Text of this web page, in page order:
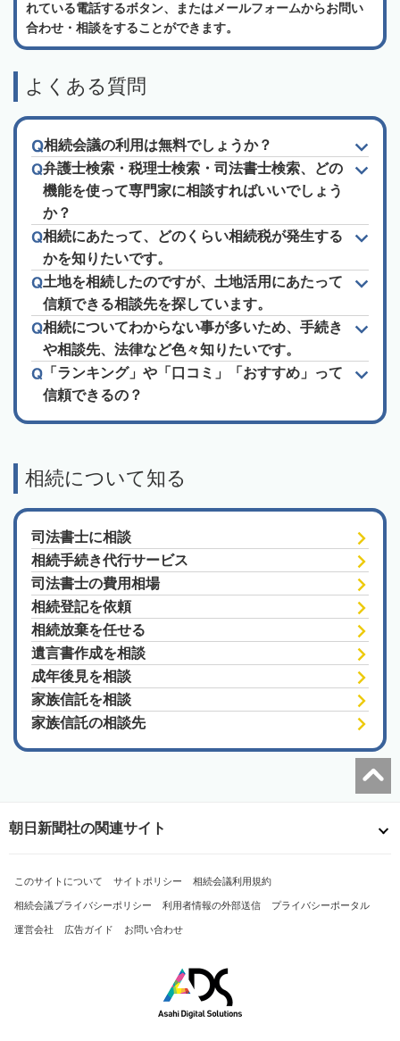
れている電話するボタン、またはメールフォームからお問い
合わせ・相談をすることができます。
よくある質問
相続会議の利用は無料でしょうか？
弁護士検索・税理士検索・司法書士検索、どの
機能を使って専門家に相談すればいいでしょう
か？
相続にあたって、どのくらい相続税が発生する
かを知りたいです。
土地を相続したのですが、土地活用にあたって
信頼できる相談先を探しています。
相続についてわからない事が多いため、手続き
や相談先、法律など色々知りたいです。
「ランキング」や「口コミ」「おすすめ」って
信頼できるの？
相続について知る
司法書士に相談
相続手続き代行サービス
司法書士の費用相場
相続登記を依頼
相続放棄を任せる
遺言書作成を相談
成年後見を相談
家族信託を相談
家族信託の相談先
朝日新聞社の関連サイト
このサイトについて サイトポリシー 相続会議利用規約
相続会議プライバシーポリシー 利用者情報の外部送信 プライバシーポータル
運営会社 広告ガイド お問い合わせ